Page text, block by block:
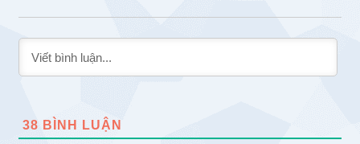
38 BÌNH LUẬN